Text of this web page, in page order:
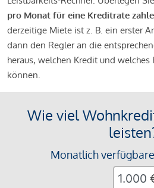
pro Monat für eine Kreditrate
derzeitige Miete ist z. B. ein erster
dann den Regler an die
heraus, welchen Kredit und welches
können.
Wie viel
Monatlich